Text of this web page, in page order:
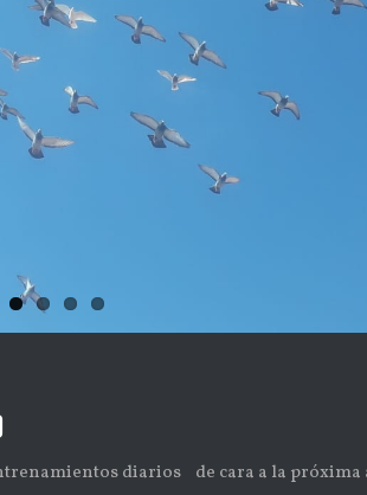
diarios de cara a la